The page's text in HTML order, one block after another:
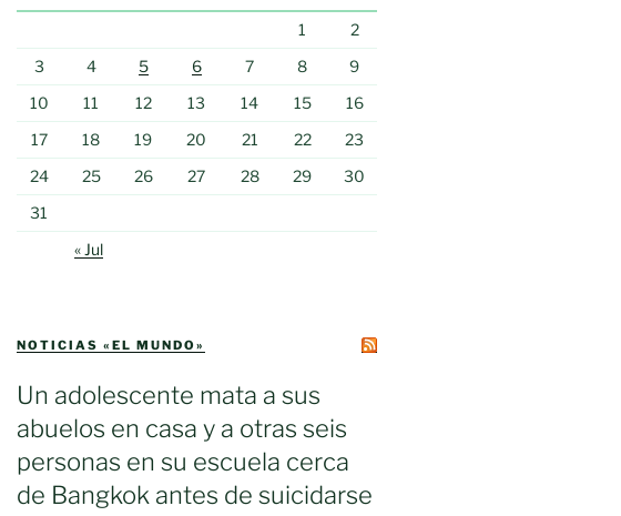
1
2
3
4 5 6 7 8
9
10
11 12 13 14 15
16
17
18 19 20 21 22
23
24
25 26 27 28 29
30
31
« Jul
NOTICIAS «EL MUNDO»
Un adolescente mata a sus
abuelos en casa y a otras seis
personas en su escuela cerca
de Bangkok antes de suicidarse